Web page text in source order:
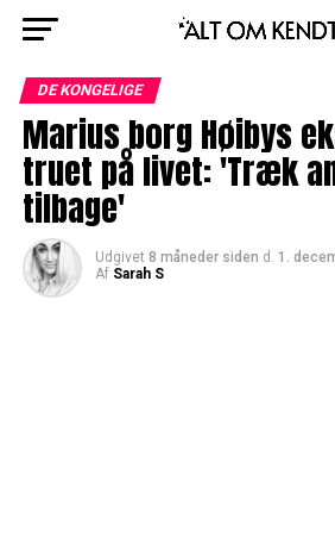
DE KONGELIGE
Marius borg Høibys
truet på livet: 'Træk
tilbage'
Udgivet 8 måneder siden d. 1.
Af Sarah S